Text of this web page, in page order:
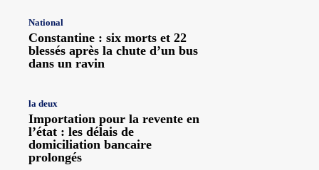
National
Constantine : six morts et 22
blessés après la chute d’un bus
dans un ravin
la deux
Importation pour la revente en
l’état : les délais de
domiciliation bancaire
prolongés